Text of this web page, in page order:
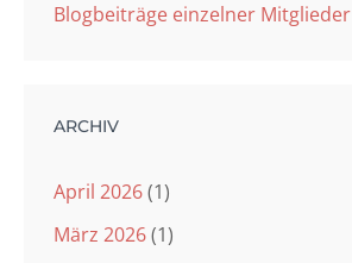
Blogbeiträge einzelner Mitglieder
ARCHIV
April 2026(1)
März 2026(1)